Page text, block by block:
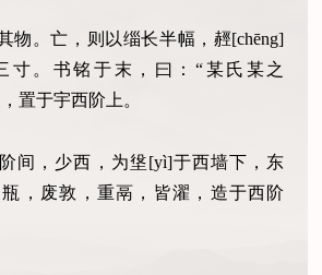
物。亡，则以缁长半幅，䞓[chēng]
寸。书铭于末，曰：“某氏某之
置于宇西阶上。
间，少西，为垼[yì]于西墙下，东
，废敦，重鬲，皆濯，造于西阶